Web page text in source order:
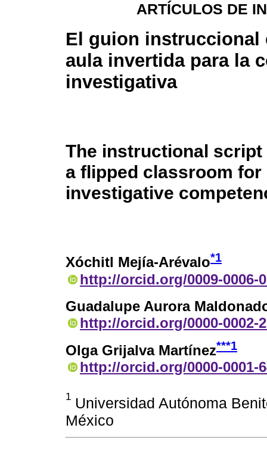
ARTÍCULOS DE
El guion instruccional
aula invertida para la
investigativa
The instructional script
a flipped classroom for
investigative
Xóchitl Mejía-Arévalo*1
http://orcid.org/0009-0006-
Guadalupe Aurora
http://orcid.org/0000-0002-
Olga Grijalva Martínez***1
http://orcid.org/0000-0001-
1 Universidad Autónoma
México